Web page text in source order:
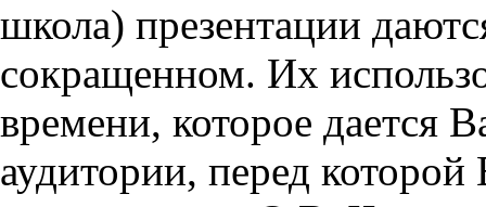
школа) презентации
сокращенном. Их
времени, которое дается
аудитории, перед